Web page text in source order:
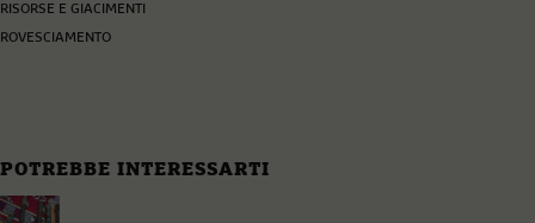
RISORSE E GIACIMENTI
ROVESCIAMENTO
POTREBBE INTERESSARTI